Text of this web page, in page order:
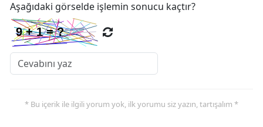
Aşağıdaki görselde işlemin sonucu kaçtır?
* Bu içerik ile ilgili yorum yok, ilk yorumu siz yazın, tartışalım *